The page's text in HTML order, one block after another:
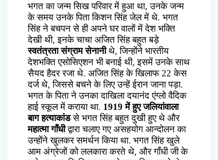
भगत का जन्म सिख परिवार में हुआ था, उनके जन्म
के समय उनके पिता किशन सिंह जेल में थे. भगत
सिंह ने बचपन से ही अपने घर वालों में देश भक्ति
देखी थी, इनके चाचा अजित सिंह बहुत बड़े
स्वतंत्रता संग्राम सेनानीथे, जिन्होंने भारतीय
देशभक्ति एसोसिएशन भी बनाई थी, इसमें उनके साथ
सैयद हैदर रजा थे. अजित सिंह के खिलाफ 22 केस
दर्ज थे, जिससे बचने के लिए उन्हें ईरान जाना पड़ा.
भगत के पिता ने उनका दाखिला दयानंद एंग्लो वैदिक
हाई स्कूल में कराया था. 1919 में हुए जलियांवाला
बाग हत्याकांडसे भगत सिंह बहुत दुखी हुए थे और
महात्मा गाँधीद्वारा चलाए गए असहयोग आन्दोलन का
उन्होंने खुलकर समर्थन किया था. भगत सिंह खुले
आम अंग्रेजों को ललकारा करते थे, और गाँधी जी के